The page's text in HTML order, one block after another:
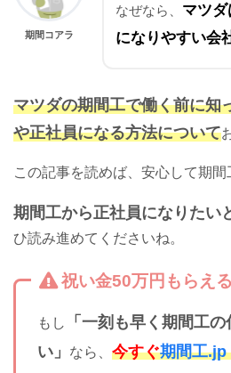
期間コアラ
なぜなら、 マツ
になりやすい会
マツダの期間工で働く前に知
や正社員になる方法について
この記事を読めば、安心して期間
期間工から正社員になりたい
ひ読み進めてくださいね。
祝い金50万円もらえ
もし
「一刻も早く期間工
い」
なら、 今すぐ期間工.jp